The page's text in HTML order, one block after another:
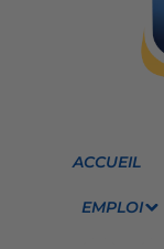
ACCUEIL
EMPLOI